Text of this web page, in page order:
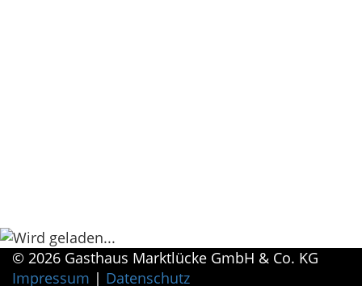
© 2026 Gasthaus Marktlücke GmbH & Co. KG
Impressum | Datenschutz